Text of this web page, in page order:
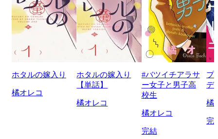
ホタルの嫁入り
橘オレコ
ホタルの嫁入り
【単話】
橘オレコ
#バツイチアラサ
ー女子と男子高
校生
橘オレコ
完結
プ
デ
橘
完